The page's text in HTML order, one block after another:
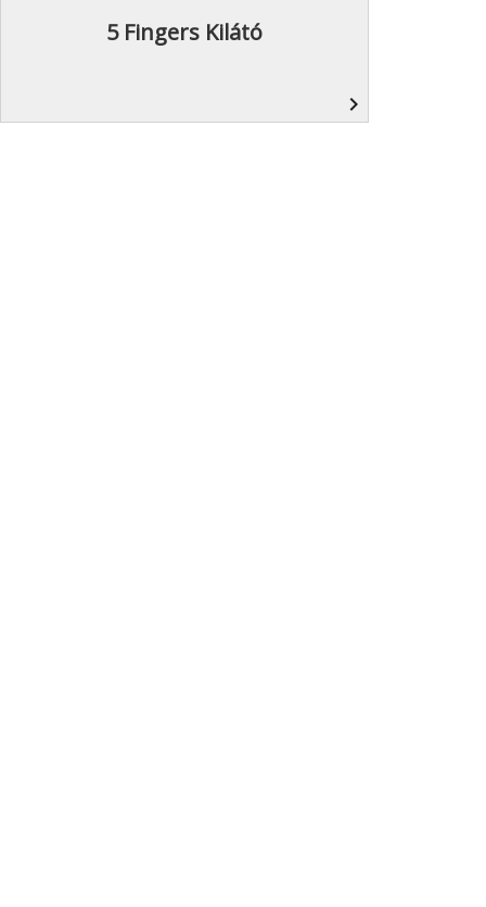
5 Fingers Kilátó
navigate_next